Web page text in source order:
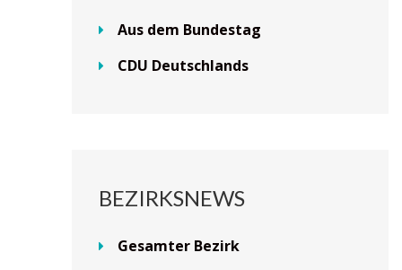
Aus dem Bundestag
CDU Deutschlands
BEZIRKSNEWS
Gesamter Bezirk